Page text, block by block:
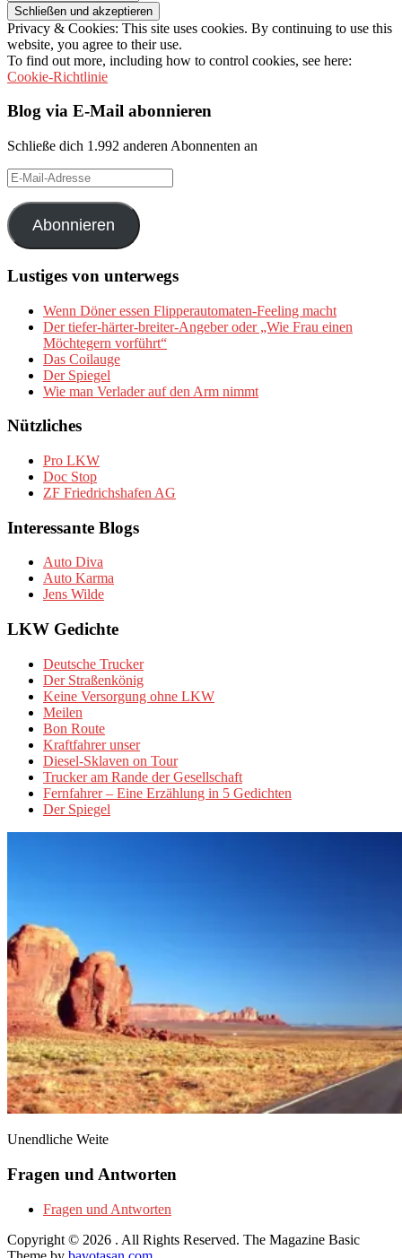
Privacy & Cookies: This site uses cookies. By continuing to use this
website, you agree to their use.
To find out more, including how to control cookies, see here:
Cookie-Richtlinie
Blog via E-Mail abonnieren
Schließe dich 1.992 anderen Abonnenten an
E-
Mail-
Adresse
Abonnieren
Lustiges von unterwegs
Wenn Döner essen Flipperautomaten-Feeling macht
Der tiefer-härter-breiter-Angeber oder „Wie Frau einen
Möchtegern vorführt“
Das Coilauge
Der Spiegel
Wie man Verlader auf den Arm nimmt
Nützliches
Pro LKW
Doc Stop
ZF Friedrichshafen AG
Interessante Blogs
Auto Diva
Auto Karma
Jens Wilde
LKW Gedichte
Deutsche Trucker
Der Straßenkönig
Keine Versorgung ohne LKW
Meilen
Bon Route
Kraftfahrer unser
Diesel-Sklaven on Tour
Trucker am Rande der Gesellschaft
Fernfahrer – Eine Erzählung in 5 Gedichten
Der Spiegel
Unendliche Weite
Fragen und Antworten
Fragen und Antworten
Copyright © 2026 . All Rights Reserved. The Magazine Basic